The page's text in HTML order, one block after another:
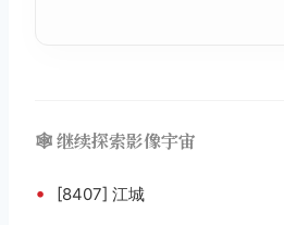
🕸️ 继续探索影像宇宙
• [8407] 江城